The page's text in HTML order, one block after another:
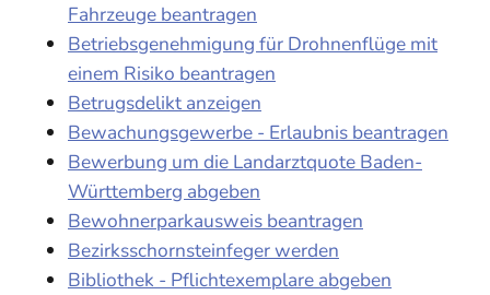
Fahrzeuge beantragen
Betriebsgenehmigung für Drohnenflüge mit
einem Risiko beantragen
Betrugsdelikt anzeigen
Bewachungsgewerbe - Erlaubnis beantragen
Bewerbung um die Landarztquote Baden-
Württemberg abgeben
Bewohnerparkausweis beantragen
Bezirksschornsteinfeger werden
Bibliothek - Pflichtexemplare abgeben